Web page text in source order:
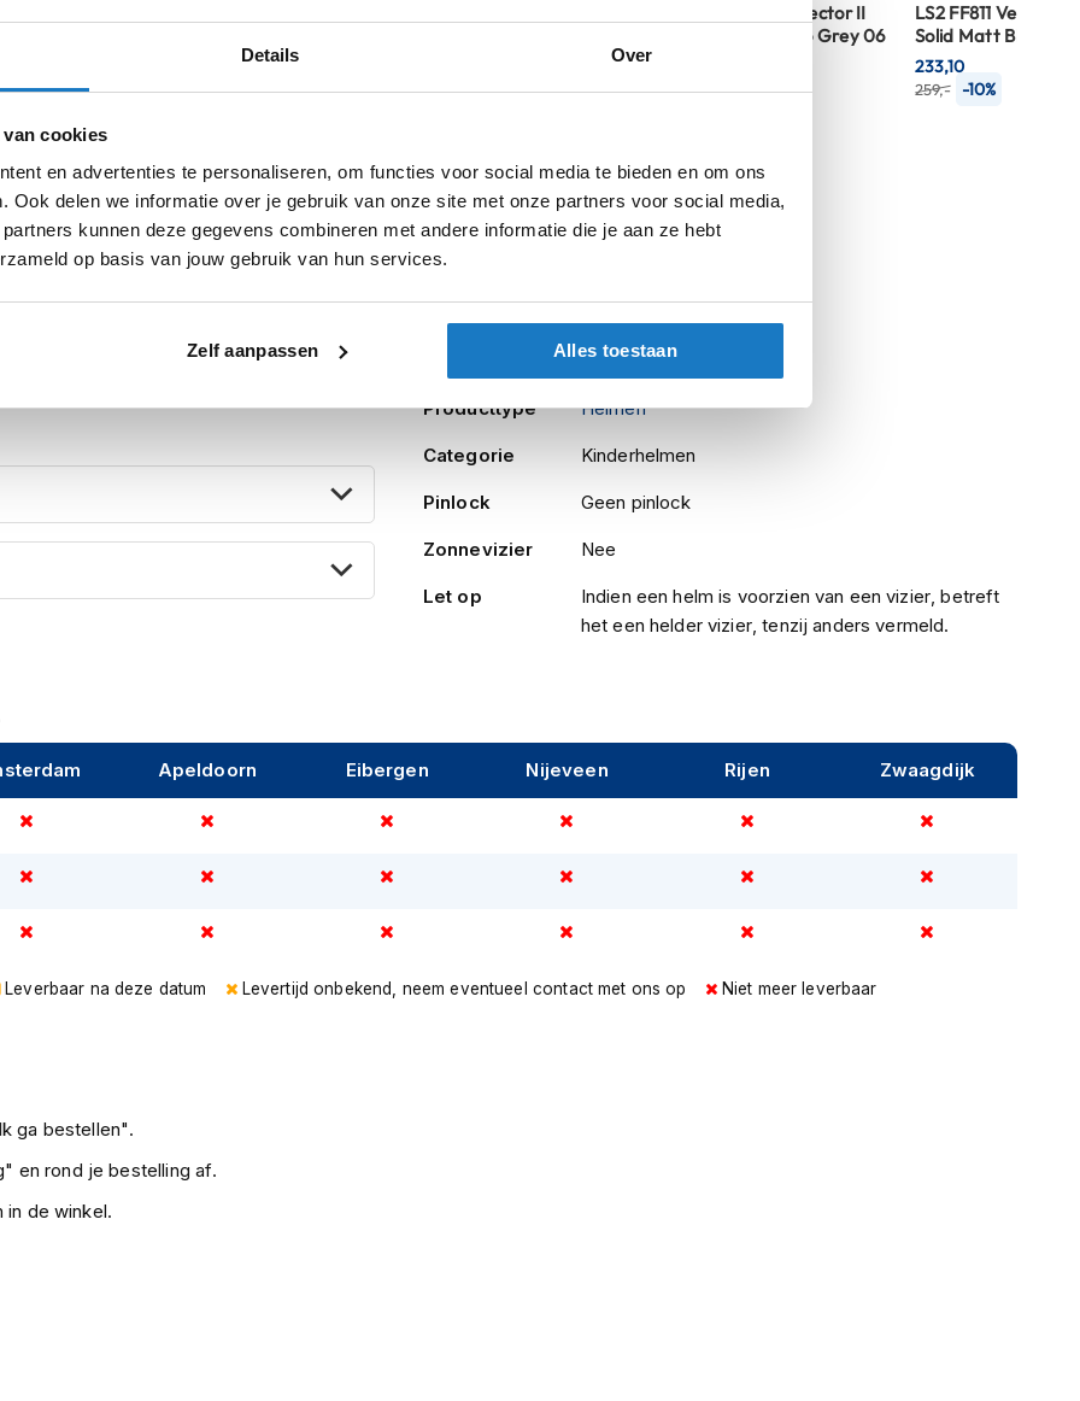
Details Over
cookies
en advertenties te personaliseren, om functies voor social media te bieden en om ons
Ook delen we informatie over je gebruik van onze site met onze partners voor social media,
kunnen deze gegevens combineren met andere informatie die je aan ze hebt
op basis van jouw gebruik van hun services.
Zelf aanpassen Alles toestaan
Red Fluo Yellow 06
559,- 539,10 259,- -10%
LS2 FF811 Vector II
Solid Nardo Grey 06
259,- -10%
LS2 FF811 Vector II
Solid Matt Black 06
259,- -10%
233,10
LS2 OF602 Funny Mini, specially
and small-sized. This helmet is made of
Mini comes with a long visor that is very
for the head circumference. Make sure
Product info
Meer
Merk
Funny Sluch Red White
Producttype Helmen
Categorie Kinderhelmen
Pinlock Geen pinlock
Zonnevizier Nee
Let op
Indien een helm is voorzien van een vizier, betreft
het een helder vizier, tenzij anders vermeld.
Apeldoorn Eibergen Nijeveen Rijen Zwaagdijk
Leverbaar na deze datum Levertijd onbekend, neem eventueel contact met ons op Niet meer leverbaar
ga bestellen".
en rond je bestelling af.
in de winkel.